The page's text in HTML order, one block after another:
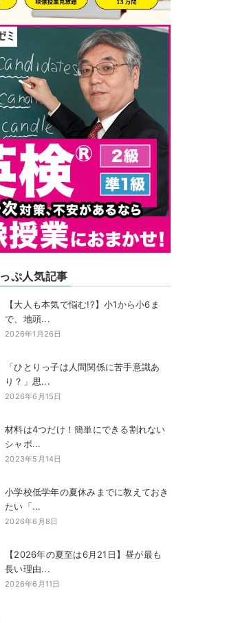
ぷ人気記事
【大人も本気で悩む!?】小1から小6ま
で、地頭...
2026年1月26日
「ひとりっ子は人間関係に苦手意識あ
り？」思...
2026年6月15日
材料は4つだけ！簡単にできる割れない
シャボ...
2023年5月14日
小学校低学年の夏休みまでに教えておき
たい「...
2026年6月8日
【2026年の夏至は6月21日】昼が最も
長い理由...
2026年6月11日